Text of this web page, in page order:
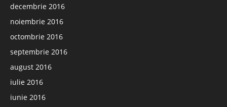
decembrie 2016
noiembrie 2016
octombrie 2016
septembrie 2016
august 2016
iulie 2016
iunie 2016